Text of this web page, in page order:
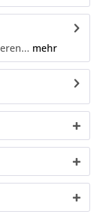
mehr